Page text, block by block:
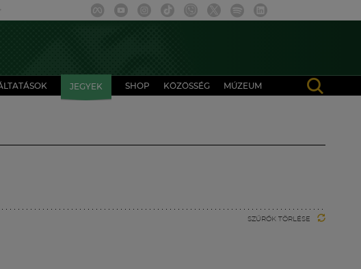
JEGYEK SHOP KÖZÖSSÉG MÚZEUM
SZŰRŐK TÖRLÉSE